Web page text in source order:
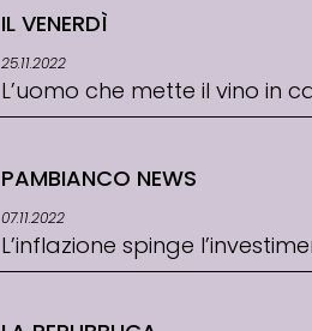
IL VENERDÌ
25.11.2022
L’uomo che mette il vino in
PAMBIANCO NEWS
07.11.2022
L’inflazione spinge